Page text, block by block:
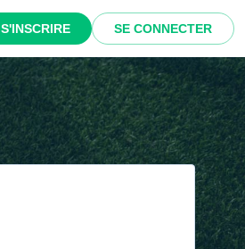
S'INSCRIRE SE CONNECTER